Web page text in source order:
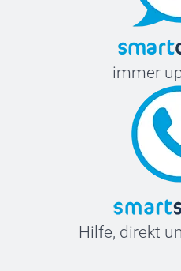
immer
Hilfe, direkt